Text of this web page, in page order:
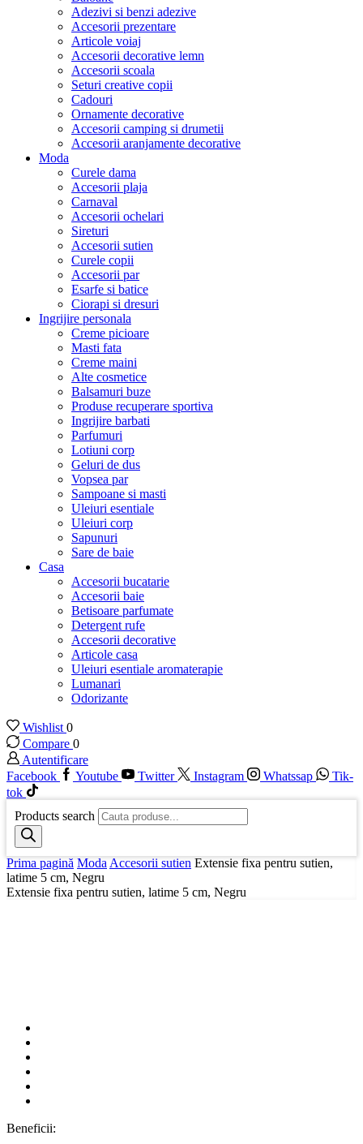
Adezivi si benzi adezive
Accesorii prezentare
Articole voiaj
Accesorii decorative lemn
Accesorii scoala
Seturi creative copii
Cadouri
Ornamente decorative
Accesorii camping si drumetii
Accesorii aranjamente decorative
Moda
Curele dama
Accesorii plaja
Carnaval
Accesorii ochelari
Sireturi
Accesorii sutien
Curele copii
Accesorii par
Esarfe si batice
Ciorapi si dresuri
Ingrijire personala
Creme picioare
Masti fata
Creme maini
Alte cosmetice
Balsamuri buze
Produse recuperare sportiva
Ingrijire barbati
Parfumuri
Lotiuni corp
Geluri de dus
Vopsea par
Sampoane si masti
Uleiuri esentiale
Uleiuri corp
Sapunuri
Sare de baie
Casa
Accesorii bucatarie
Accesorii baie
Betisoare parfumate
Detergent rufe
Accesorii decorative
Articole casa
Uleiuri esentiale aromaterapie
Lumanari
Odorizante
Wishlist 0
Compare 0
Autentificare
Facebook
Youtube Twitter Instagram Whatssap
Tik-
tok
Products search
Prima pagină Moda Accesorii sutien Extensie fixa pentru sutien,
latime 5 cm, Negru
Extensie fixa pentru sutien, latime 5 cm, Negru
Beneficii: